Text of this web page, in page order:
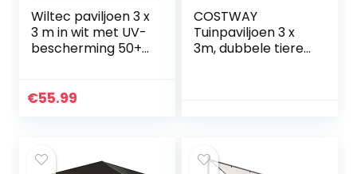
Wiltec paviljoen 3 x
3 m in wit met UV-
bescherming 50+,
zijkanten,
terras en festivals
€55.99
COSTWAY
Tuinpaviljoen 3 x
3m, dubbele tiered
zijwanden met rits,